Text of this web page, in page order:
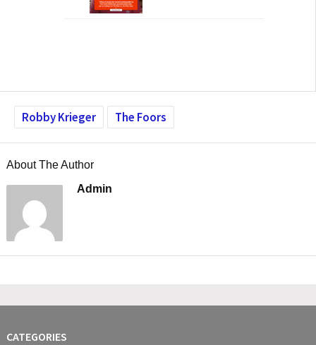
Robby Krieger The Foors
About The Author
Admin
CATEGORIES